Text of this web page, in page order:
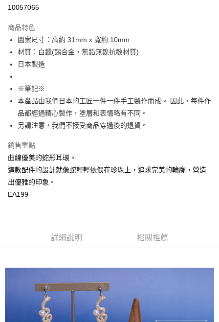
付款後7-11取貨
宅配
每筆NT$60，滿NT$1,000(含以上)免運費
海外配送
10057065
商品特色
圖案尺寸：高約 31mm x 寬約 10mm
材質：白鑞(錫合金，無鉛無鎳抗敏材質)
日本製造
※筆記※
本產品由我們日本的工匠一件一件手工製作而成。 因此，每件作
品都經過精心製作，塗層和表情略有不同。
另請注意，我們不接受商品穿過後的退貨。
銷售重點
曲線優美的蛇形耳環。
這款配件的設計就像蛇輕輕依偎在珍珠上，追求完美的輪廓，營造
出優雅的印象。
EA199
詳細說明 相關推薦